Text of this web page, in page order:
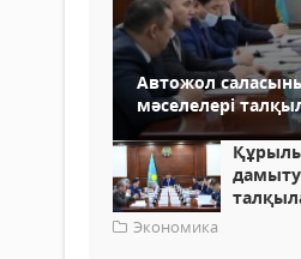
Автожол
мәселелері
дамыту
Экономика